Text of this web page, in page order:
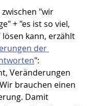
"wir
+ "es ist so viel,
kann, erzählt
der
":
Veränderungen
brauchen einen
Damit